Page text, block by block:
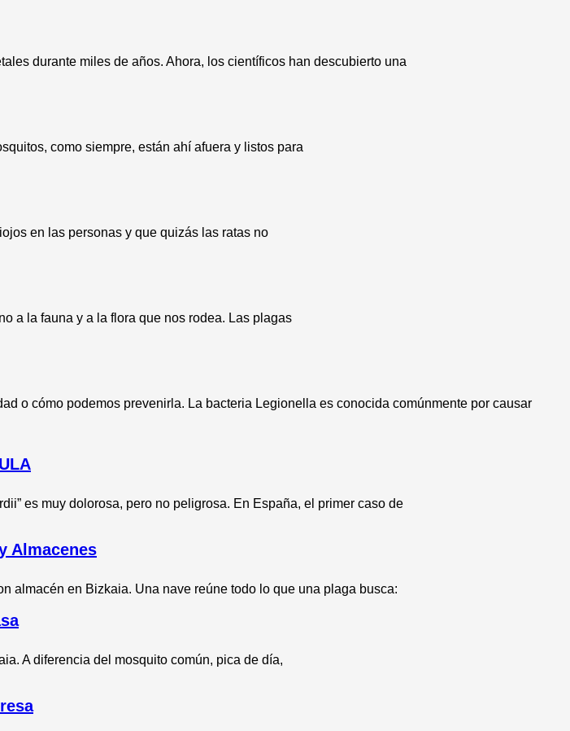
durante miles de años. Ahora, los científicos han descubierto una
como siempre, están ahí afuera y listos para
en las personas y que quizás las ratas no
a la fauna y a la flora que nos rodea. Las plagas
o cómo podemos prevenirla. La bacteria Legionella es conocida comúnmente por causar
es muy dolorosa, pero no peligrosa. En España, el primer caso de
Almacenes
almacén en Bizkaia. Una nave reúne todo lo que una plaga busca:
A diferencia del mosquito común, pica de día,